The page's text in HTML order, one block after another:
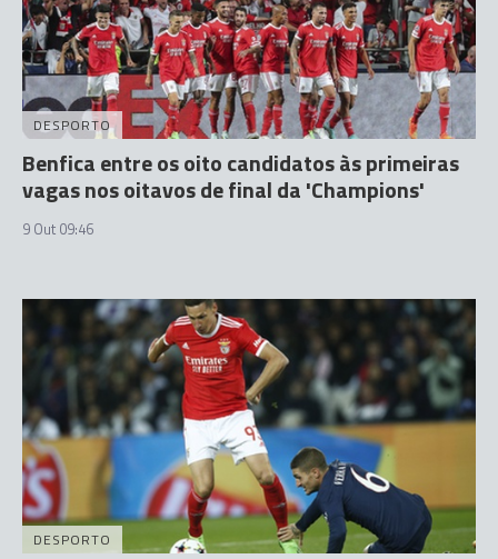
DESPORTO
Benfica entre os oito candidatos às primeiras
vagas nos oitavos de final da 'Champions'
9 Out 09:46
DESPORTO